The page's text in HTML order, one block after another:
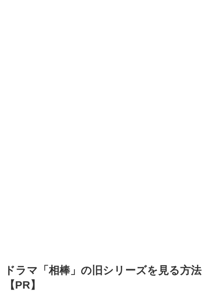
ドラマ「相棒」の旧シリーズを見る方法
【PR】